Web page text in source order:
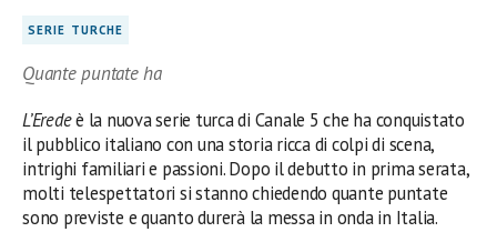
SERIE TURCHE
Quante puntate ha
L’Eredeè la nuova serie turca di Canale 5 che ha conquistato
il pubblico italiano con una storia ricca di colpi di scena,
intrighi familiari e passioni. Dopo il debutto in prima serata,
molti telespettatori si stanno chiedendo quante puntate
sono previste e quanto durerà la messa in onda in Italia.